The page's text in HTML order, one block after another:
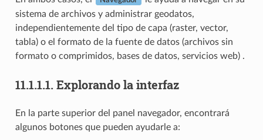
sistema de archivos y administrar geodatos,
independientemente del tipo de capa (raster, vector,
tabla) o el formato de la fuente de datos (archivos sin
formato o comprimidos, bases de datos, servicios web) .
11.1.1.1. Explorando la interfaz
En la parte superior del panel navegador, encontrará
algunos botones que pueden ayudarle a: